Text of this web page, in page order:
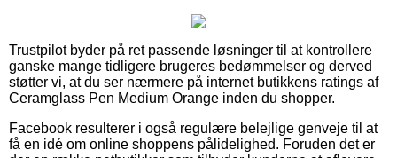
Trustpilot byder på ret passende løsninger til at kontrollere
ganske mange tidligere brugeres bedømmelser og derved
støtter vi, at du ser nærmere på internet butikkens ratings af
Ceramglass Pen Medium Orange inden du shopper.
Facebook resulterer i også regulære belejlige genveje til at
få en idé om online shoppens pålidelighed. Foruden det er